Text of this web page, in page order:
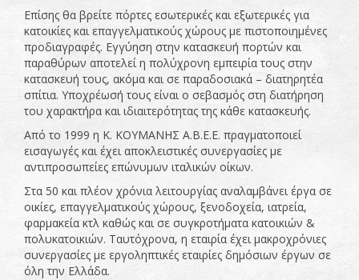
Επίσης θα βρείτε πόρτες εσωτερικές και εξωτερικές για
κατοικίες και επαγγελματικούς χώρους με πιστοποιημένες
προδιαγραφές. Εγγύηση στην κατασκευή πορτών και
παραθύρων αποτελεί η πολύχρονη εμπειρία τους στην
κατασκευή τους, ακόμα και σε παραδοσιακά – διατηρητέα
σπίτια. Υποχρέωσή τους είναι ο σεβασμός στη διατήρηση
του χαρακτήρα και ιδιαιτερότητας της κάθε κατασκευής.
Από το 1999 η Κ. ΚΟΥΜΑΝΗΣ Α.Β.Ε.Ε. πραγματοποιεί
εισαγωγές και έχει αποκλειστικές συνεργασίες με
αντιπροσωπείες επώνυμων ιταλικών οίκων.
Στα 50 και πλέον χρόνια λειτουργίας αναλαμβάνει έργα σε
οικίες, επαγγελματικούς χώρους, ξενοδοχεία, ιατρεία,
φαρμακεία κτλ καθώς και σε συγκροτήματα κατοικιών &
πολυκατοικιών. Ταυτόχρονα, η εταιρία έχει μακροχρόνιες
συνεργασίες με εργοληπτικές εταιρίες δημόσιων έργων σε
όλη την Ελλάδα.